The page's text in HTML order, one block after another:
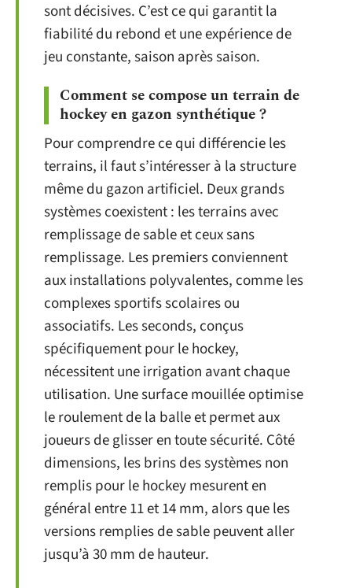
sont décisives. C’est ce qui garantit la
fiabilité du rebond et une expérience de
jeu constante, saison après saison.
Comment se compose un terrain de
hockey en gazon synthétique ?
Pour comprendre ce qui différencie les
terrains, il faut s’intéresser à la structure
même du gazon artificiel. Deux grands
systèmes coexistent : les terrains avec
remplissage de sable et ceux sans
remplissage. Les premiers conviennent
aux installations polyvalentes, comme les
complexes sportifs scolaires ou
associatifs. Les seconds, conçus
spécifiquement pour le hockey,
nécessitent une irrigation avant chaque
utilisation. Une surface mouillée optimise
le roulement de la balle et permet aux
joueurs de glisser en toute sécurité. Côté
dimensions, les brins des systèmes non
remplis pour le hockey mesurent en
général entre 11 et 14 mm, alors que les
versions remplies de sable peuvent aller
jusqu’à 30 mm de hauteur.